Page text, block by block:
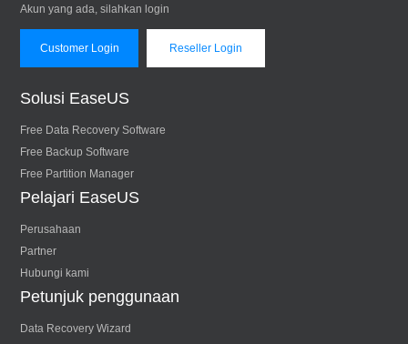
Akun yang ada, silahkan login
Customer Login Reseller Login
Solusi EaseUS
Free Data Recovery Software
Free Backup Software
Free Partition Manager
Pelajari EaseUS
Perusahaan
Partner
Hubungi kami
Petunjuk penggunaan
Data Recovery Wizard